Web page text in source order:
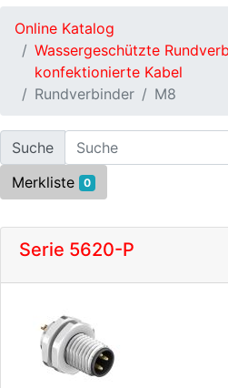
Online Katalog
Wassergeschützte
konfektionierte Kabel
Rundverbinder
M8
Suche
Merkliste
0
Serie 5620-P